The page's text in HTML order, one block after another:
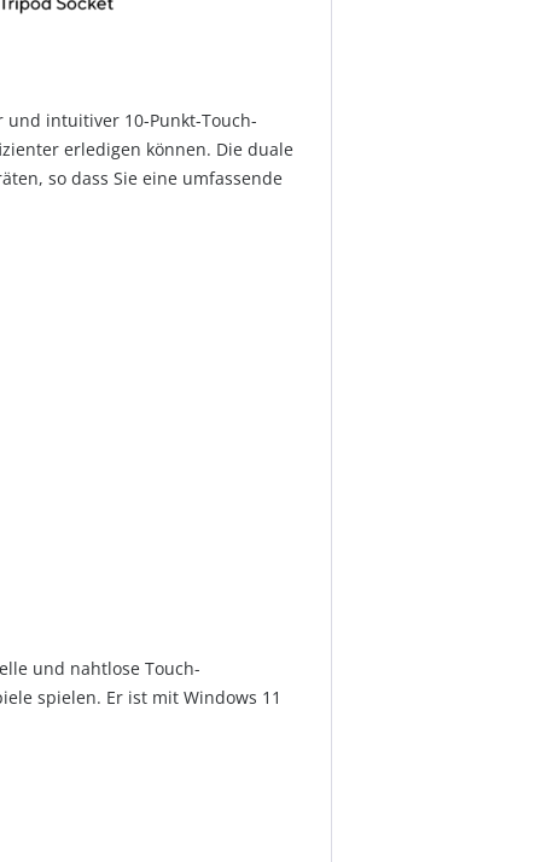
und intuitiver 10-Punkt-Touch-
erledigen können. Die duale
so dass Sie eine umfassende
und nahtlose Touch-
spielen. Er ist mit Windows 11